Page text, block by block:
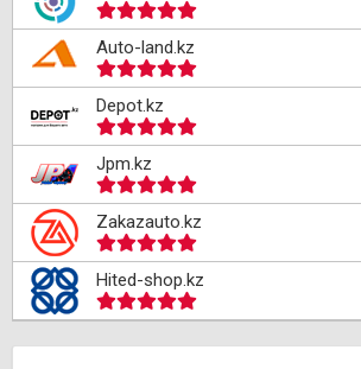
Auto-land.kz
Depot.kz
Jpm.kz
Zakazauto.kz
Hited-shop.kz